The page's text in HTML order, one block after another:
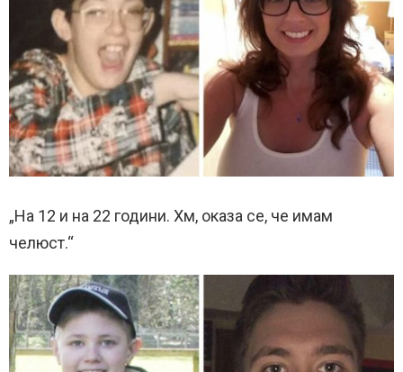
„На 12 и на 22 години. Хм, оказа се, че имам
челюст.“